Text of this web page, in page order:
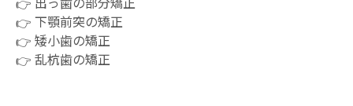
下顎前突の矯正
矮小歯の矯正
乱杭歯の矯正